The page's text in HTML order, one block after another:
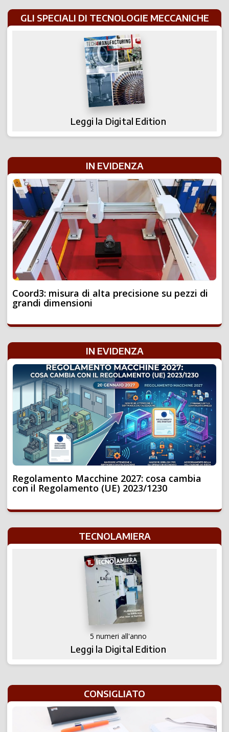
GLI SPECIALI DI TECNOLOGIE MECCANICHE
Leggi la Digital Edition
IN EVIDENZA
Coord3: misura di alta precisione su pezzi di
grandi dimensioni
IN EVIDENZA
Regolamento Macchine 2027: cosa cambia
con il Regolamento (UE) 2023/1230
TECNOLAMIERA
5 numeri all'anno
Leggi la Digital Edition
CONSIGLIATO